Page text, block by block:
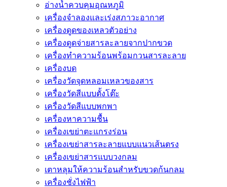
อ่างน้ำควบคุมอุณหภูมิ
เครื่องจำลองและเร่งสภาวะอากาศ
เครื่องดูดของเหลวตัวอย่าง
เครื่องดูดจ่ายสารละลายจากปากขวด
เครื่องทำความร้อนพร้อมกวนสารละลาย
เครื่องบด
เครื่องวัดจุดหลอมเหลวของสาร
เครื่องวัดสีแบบตั้งโต๊ะ
เครื่องวัดสีแบบพกพา
เครื่องหาความชื้น
เครื่องเขย่าตะแกรงร่อน
เครื่องเขย่าสารละลายแบบแนวเส้นตรง
เครื่องเขย่าสารแบบวงกลม
เตาหลุมให้ความร้อนสำหรับขวดก้นกลม
เครื่องชั่งไฟฟ้า